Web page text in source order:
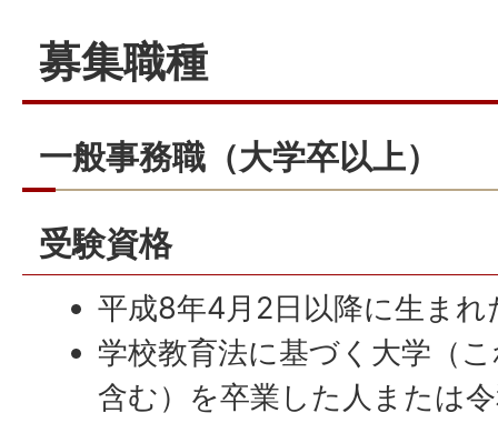
募集職種
一般事務職（大学卒以上）
受験資格
平成8年4月2日以降に生ま
学校教育法に基づく大学（
含む）を卒業した人または